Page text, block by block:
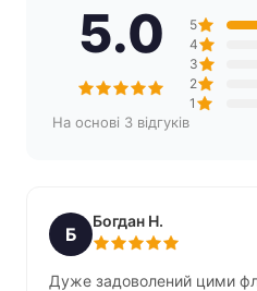
5.0
На основі 3 відгуків
5
4
3
2
1
Б
Богдан Н.
Дуже задоволений цими